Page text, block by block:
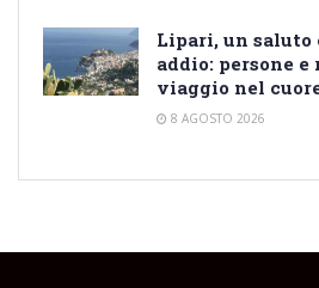
Lipari, un saluto
addio: persone
viaggio nel
8 AGOSTO 2026